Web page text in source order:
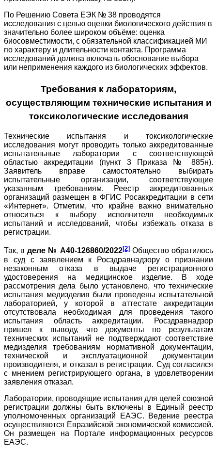
По Решению Совета ЕЭК № 38 проводятся
исследования с целью оценки биологического действия в
значительно более широком объёме: оценка
биосовместимости, с обязательной классификацией МИ
по характеру и длительности контакта. Программа
исследований должна включать обоснование выбора
или неприменения каждого из биологических эффектов.
Требования к лабораториям,
осуществляющим технические испытания и
токсикологические исследования
Технические испытания и токсикологические
исследования могут проводить только аккредитованные
испытательные лаборатории с соответствующей
областью аккредитации (пункт 3 Приказа № 885н).
Заявитель вправе самостоятельно выбирать
испытательные организации, соответствующие
указанным требованиям. Реестр аккредитованных
организаций размещен в ФГИС Росаккредитации в сети
«Интернет». Отметим, что крайне важно внимательно
относиться к выбору исполнителя необходимых
испытаний и исследований, чтобы избежать отказа в
регистрации.
Так, вделе № А40-126860/2022[2]Общество обратилось
в суд с заявлением к Росздравнадзору о признании
незаконным отказа в выдаче регистрационного
удостоверения на медицинское изделие. В ходе
рассмотрения дела было установлено, что технические
испытания медизделия были проведены испытательной
лабораторией, у которой в аттестате аккредитации
отсутствовала необходимая для проведения такого
испытания область аккредитации. Росздравнадзор
пришел к выводу, что документы по результатам
технических испытаний не подтверждают соответствие
медизделия требованиям нормативной документации,
технической и эксплуатационной документации
производителя, и отказал в регистрации. Суд согласился
с мнением регистрирующего органа, в удовлетворении
заявления отказал.
Лаборатории, проводящие испытания для целей союзной
регистрации должны быть включены в Единый реестр
уполномоченных организаций ЕАЭС. Ведение реестра
осуществляются Евразийской экономической комиссией.
Он размещен на Портале информационных ресурсов
ЕАЭС.